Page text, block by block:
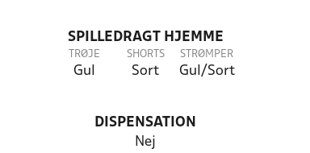
SPILLEDRAGT HJEMME
TRØJE
Gul
SHORTS
Sort
STRØMPER
Gul/Sort
DISPENSATION
Nej